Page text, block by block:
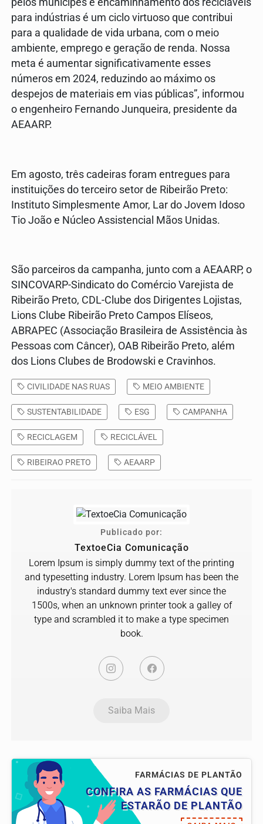
pelos munícipes e encaminhamento dos recicláveis
para indústrias é um ciclo virtuoso que contribui
para a qualidade de vida urbana, com o meio
ambiente, emprego e geração de renda. Nossa
meta é aumentar significativamente esses
números em 2024, reduzindo ao máximo os
despejos de materiais em vias públicas”, informou
o engenheiro Fernando Junqueira, presidente da
AEAARP.
Em agosto, três cadeiras foram entregues para
instituições do terceiro setor de Ribeirão Preto:
Instituto Simplesmente Amor, Lar do Jovem Idoso
Tio João e Núcleo Assistencial Mãos Unidas.
São parceiros da campanha, junto com a AEAARP, o
SINCOVARP-Sindicato do Comércio Varejista de
Ribeirão Preto, CDL-Clube dos Dirigentes Lojistas,
Lions Clube Ribeirão Preto Campos Elíseos,
ABRAPEC (Associação Brasileira de Assistência às
Pessoas com Câncer), OAB Ribeirão Preto, além
dos Lions Clubes de Brodowski e Cravinhos.
CIVILIDADE NAS RUAS MEIO AMBIENTE
SUSTENTABILIDADE ESG CAMPANHA
RECICLAGEM RECICLÁVEL
RIBEIRAO PRETO AEAARP
Publicado por:
TextoeCia Comunicação
Lorem Ipsum is simply dummy text of the printing
and typesetting industry. Lorem Ipsum has been the
industry's standard dummy text ever since the
1500s, when an unknown printer took a galley of
type and scrambled it to make a type specimen
book.
Saiba Mais
FARMÁCIAS DE PLANTÃO
CONFIRA AS FARMÁCIAS QUE
ESTARÃO DE PLANTÃO